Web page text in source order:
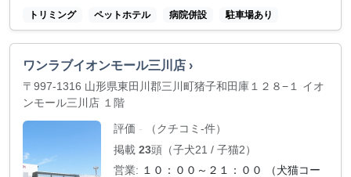
トリミング ペットホテル 病院併設 駐車場あり
ワンラブイオンモール三川店 ›
〒997-1316 山形県東田川郡三川町猪子和田庫１２８−１ イオ
ンモール三川店 １階
評価 -
（クチコミ-件）
掲載 23頭（子犬21 / 子猫2）
営業: １０：００～２１：００ （犬猫コー